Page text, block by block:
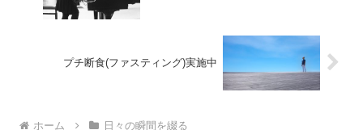
プチ断食(ファスティング)実施中
ホーム 日々の瞬間を綴る